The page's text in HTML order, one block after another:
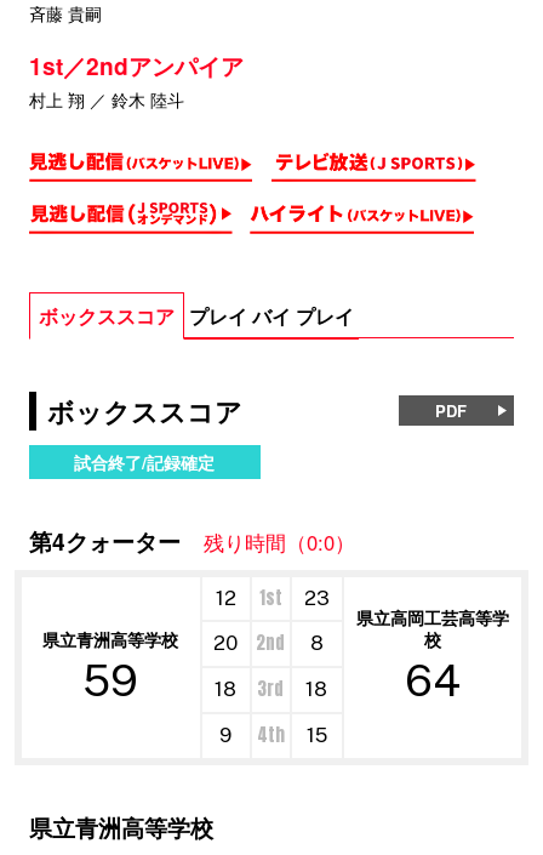
斉藤 貴嗣
1st／2ndアンパイア
村上 翔 ／ 鈴木 陸斗
ボックススコア プレイ バイ プレイ
ボックススコア PDF
試合終了/記録確定
第4クォーター 残り時間（0:0）
県立青洲高等学校
59
12 1st 23
県立高岡工芸高等学
校
64
20 2nd
8
18
3rd
18
9
4th 15
県立青洲高等学校